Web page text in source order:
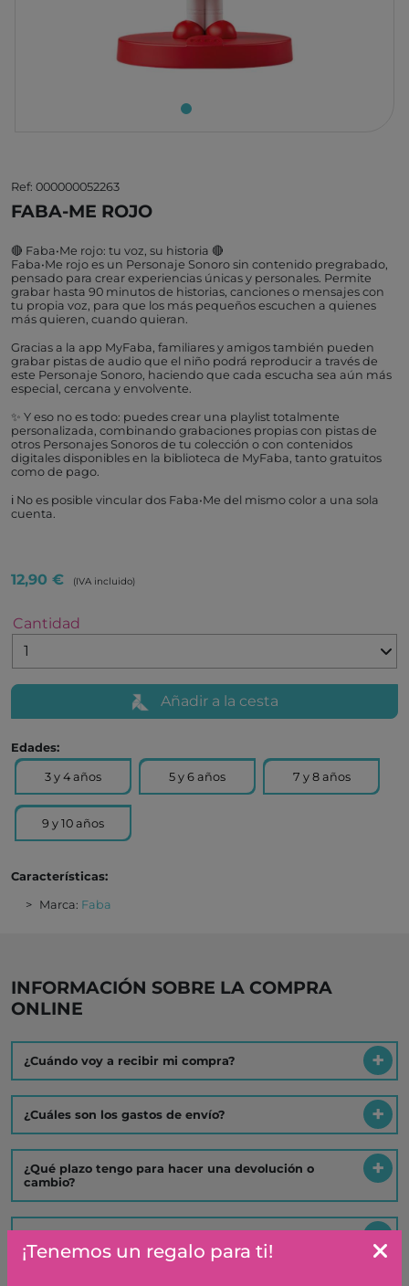
Ref: 000000052263
FABA-ME ROJO
🔴 Faba•Me rojo: tu voz, su historia 🔴
Faba•Me rojo es un Personaje Sonoro sin contenido pregrabado,
pensado para crear experiencias únicas y personales. Permite
grabar hasta 90 minutos de historias, canciones o mensajes con
tu propia voz, para que los más pequeños escuchen a quienes
más quieren, cuando quieran.
Gracias a la app MyFaba, familiares y amigos también pueden
grabar pistas de audio que el niño podrá reproducir a través de
este Personaje Sonoro, haciendo que cada escucha sea aún más
especial, cercana y envolvente.
✨ Y eso no es todo: puedes crear una playlist totalmente
personalizada, combinando grabaciones propias con pistas de
otros Personajes Sonoros de tu colección o con contenidos
digitales disponibles en la biblioteca de MyFaba, tanto gratuitos
como de pago.
ℹ️ No es posible vincular dos Faba•Me del mismo color a una sola
cuenta.
12,90 € (IVA incluido)
Cantidad
Añadir a la cesta
Edades:
3 y 4 años 5 y 6 años 7 y 8 años
9 y 10 años
Características:
Marca: Faba
INFORMACIÓN SOBRE LA COMPRA
ONLINE
¿Cuándo voy a recibir mi compra?
¿Cuáles son los gastos de envío?
¿Qué plazo tengo para hacer una devolución o
cambio?
¡Tenemos un regalo para ti!